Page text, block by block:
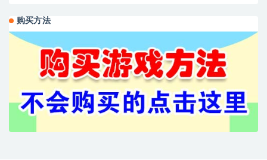
购买方法